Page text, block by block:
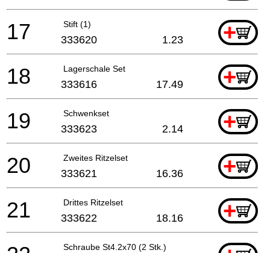
Stift (1) +
17 333620 1.23
Lagerschale Set +
18 333616 17.49
Schwenkset +
19 333623 2.14
Zweites Ritzelset +
20 333621 16.36
Drittes Ritzelset +
21 333622 18.16
Schraube St4.2x70 (2 Stk.)